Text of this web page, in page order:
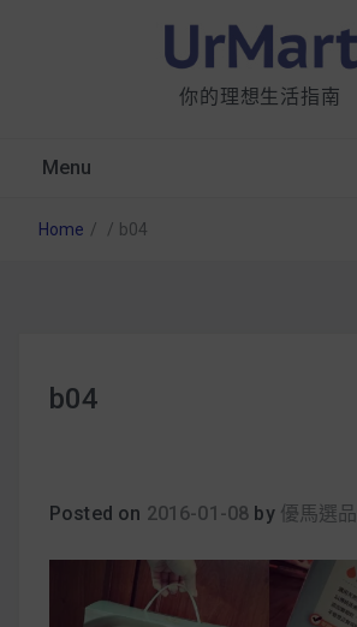
你的理想生活指南
Menu
析：成分、營養價值及其優缺點
簡單料理
Home / / b04
b04
Posted on 2016-01-08 by 優馬選品